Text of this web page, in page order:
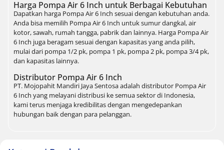
Harga Pompa Air 6 Inch untuk Berbagai Kebutuhan
Dapatkan harga Pompa Air 6 Inch sesuai dengan kebutuhan anda.
Anda bisa memilih Pompa Air 6 Inch untuk sumur dangkal, air
kotor, sawah, rumah tangga, pabrik dan lainnya. Harga Pompa Air
6 Inch juga beragam sesuai dengan kapasitas yang anda pilih,
mulai dari pompa 1/2 pk, pompa 1 pk, pompa 2 pk, pompa 3/4 pk,
dan kapasitas lainnya.
Distributor Pompa Air 6 Inch
PT. Mojopahit Mandiri Jaya Sentosa adalah distributor Pompa Air
6 Inch yang melayani distribusi ke semua sektor di Indonesia,
kami terus menjaga kredibilitas dengan mengedepankan
hubungan baik dengan para pelanggan.